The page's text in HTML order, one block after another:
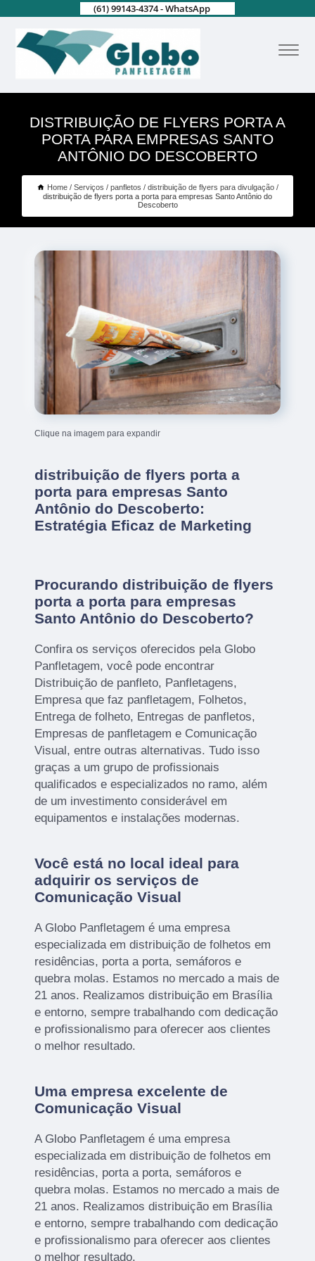
(61) 99143-4374 - WhatsApp
DISTRIBUIÇÃO DE FLYERS PORTA A
PORTA PARA EMPRESAS SANTO
ANTÔNIO DO DESCOBERTO
Home Serviços panfletos
distribuição de flyers para divulgação
distribuição de flyers porta a porta para empresas Santo Antônio do
Descoberto
Clique na imagem para expandir
distribuição de flyers porta a
porta para empresas Santo
Antônio do Descoberto:
Estratégia Eficaz de Marketing
Procurando distribuição de flyers
porta a porta para empresas
Santo Antônio do Descoberto?
Confira os serviços oferecidos pela Globo
Panfletagem, você pode encontrar
Distribuição de panfleto, Panfletagens,
Empresa que faz panfletagem, Folhetos,
Entrega de folheto, Entregas de panfletos,
Empresas de panfletagem e Comunicação
Visual, entre outras alternativas. Tudo isso
graças a um grupo de profissionais
qualificados e especializados no ramo, além
de um investimento considerável em
equipamentos e instalações modernas.
Você está no local ideal para
adquirir os serviços de
Comunicação Visual
A Globo Panfletagem é uma empresa
especializada em distribuição de folhetos em
residências, porta a porta, semáforos e
quebra molas. Estamos no mercado a mais de
21 anos. Realizamos distribuição em Brasília
e entorno, sempre trabalhando com dedicação
e profissionalismo para oferecer aos clientes
o melhor resultado.
Uma empresa excelente de
Comunicação Visual
A Globo Panfletagem é uma empresa
especializada em distribuição de folhetos em
residências, porta a porta, semáforos e
quebra molas. Estamos no mercado a mais de
21 anos. Realizamos distribuição em Brasília
e entorno, sempre trabalhando com dedicação
e profissionalismo para oferecer aos clientes
o melhor resultado.